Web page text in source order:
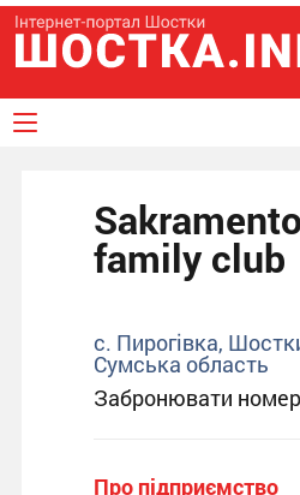
Sakramento
family club
с. Пирогівка,
Сумська область
Забронювати номер
Про підприємство